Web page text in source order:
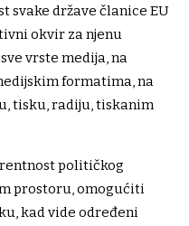
svake države članice EU
okvir za njenu
vrste medija, na
formatima, na
tisku, radiju, tiskanim
političkog
prostoru, omogućiti
kad vide određeni